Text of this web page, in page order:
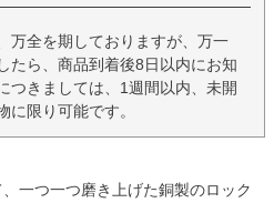
万全を期しておりますが、万一
たら、商品到着後8日以内にお知
つきましては、1週間以内、未開
に限り可能です。
一つ一つ磨き上げた銅製のロック